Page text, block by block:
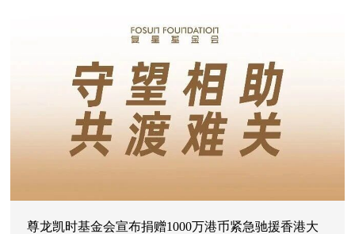
尊龙凯时基金会宣布捐赠1000万港币紧急驰援香港大